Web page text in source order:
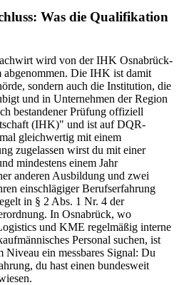
Was die Qualifikation
wird von der IHK Osnabrück-
abgenommen. Die IHK ist damit
sondern auch die Institution, die
und in Unternehmen der Region
bestandener Prüfung offiziell
(IHK)" und ist auf DQR-
gleichwertig mit einem
zugelassen wirst du mit einer
mindestens einem Jahr
anderen Ausbildung und zwei
einschlägiger Berufserfahrung
in § 2 Abs. 1 Nr. 4 der
In Osnabrück, wo
und KME regelmäßig interne
Personal suchen, ist
ein messbares Signal: Du
du hast einen bundesweit